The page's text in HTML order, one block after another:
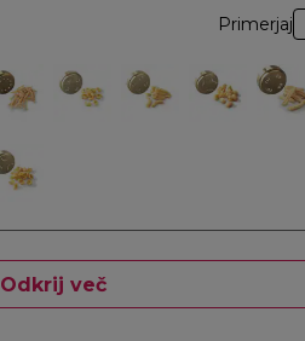
Primerjaj
Odkrij več